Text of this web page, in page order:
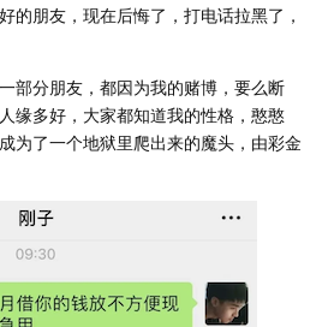
的朋友，现在后悔了，打电话拉黑了，
部分朋友，都因为我的赌博，要么断
缘多好，大家都知道我的性格，憨憨
为了一个地狱里爬出来的魔头，由彩金